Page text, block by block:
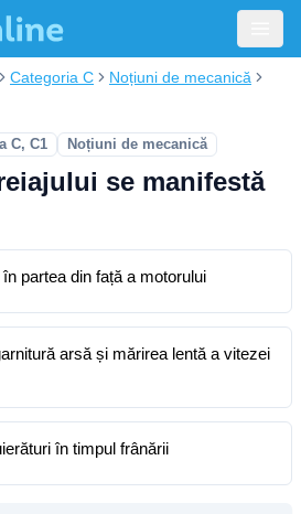
Categoria C
Noțiuni de mecanică
C, C1 Noțiuni de mecanică
se manifestă
partea din față a motorului
arsă și mărirea lentă a vitezei
în timpul frânării